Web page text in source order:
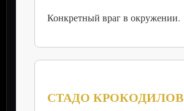
Конкретный враг в окружении.
СТАДО КРОКОДИЛОВ